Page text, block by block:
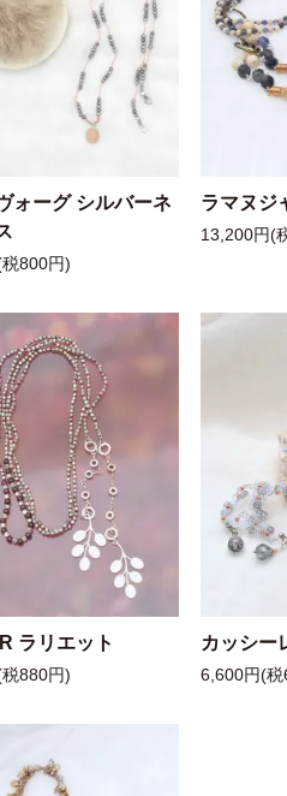
ォーグ シルバーネ
800円)
ラマヌジ
13,200円(
ラリエット
880円)
カッシー
6,600円(税